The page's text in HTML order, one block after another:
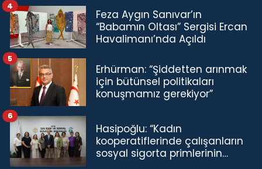
Feza Aygın Sanıvar’ın
“Babamın Oltası” Sergisi Ercan
Havalimanı’nda Açıldı
4
Erhürman: “Şiddetten arınmak
için bütünsel politikaları
konuşmamız gerekiyor”
5
Hasipoğlu: “Kadın
kooperatiflerinde çalışanların
sosyal sigorta primlerinin
6